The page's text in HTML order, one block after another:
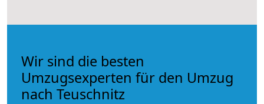
Wir sind die besten
Umzugsexperten für den Umzug
nach Teuschnitz